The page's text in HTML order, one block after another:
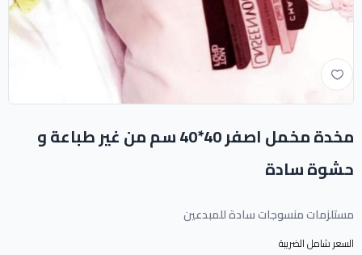
مخدة مخمل اصفر 40*40 سم من غير طباعة و
حشوة سادة
مستلزمات منسوجات سادة للمبدعين
السعر شامل الضريبة